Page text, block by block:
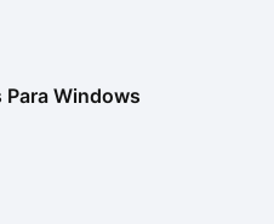
Windows